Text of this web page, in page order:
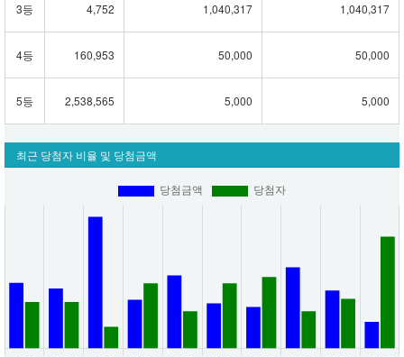
3등 4,752 1,040,317 1,040,317
4등 160,953 50,000 50,000
5등 2,538,565 5,000 5,000
최근 당첨자 비율 및 당첨금액